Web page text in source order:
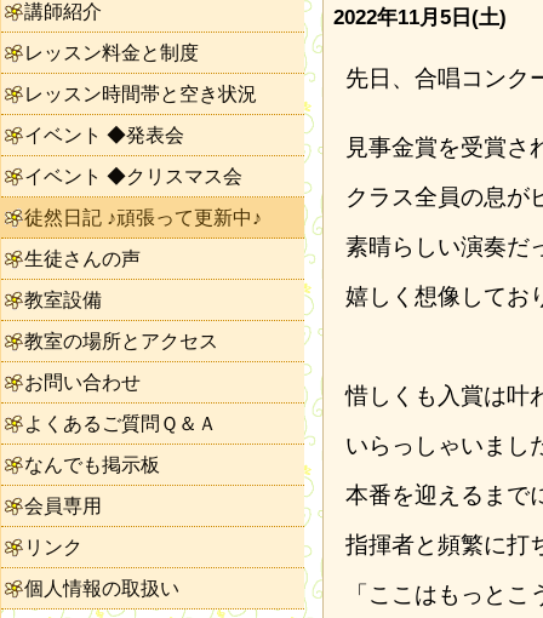
2022年11月5日(土)
先日、合唱コンク
見事金賞を受賞さ
クラス全員の息が
素晴らしい演奏だ
嬉しく想像してお
惜しくも入賞は叶
いらっしゃいまし
本番を迎えるまで
指揮者と頻繁に打
「ここはもっと
講師紹介
レッスン料金と制度
レッスン時間帯と空き状況
イベント ◆発表会
イベント ◆クリスマス会
徒然日記 ♪頑張って更新中♪
生徒さんの声
教室設備
教室の場所とアクセス
お問い合わせ
よくあるご質問Ｑ＆Ａ
なんでも掲示板
会員専用
リンク
個人情報の取扱い